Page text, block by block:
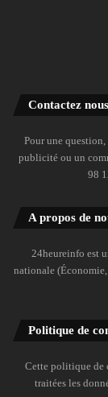
Contactez nous
Pour une
publicité ou un
98
A propos de
24heureinfo est
nationale
Politique de
Cette politique de
traitées les